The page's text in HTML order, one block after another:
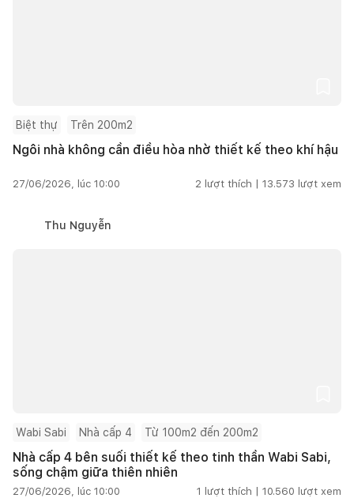
Biệt thự Trên 200m2
Ngôi nhà không cần điều hòa nhờ thiết kế theo khí hậu
27/06/2026, lúc 10:00 2 lượt thích | 13.573 lượt xem
Thu Nguyễn
Wabi Sabi Nhà cấp 4 Từ 100m2 đến 200m2
Nhà cấp 4 bên suối thiết kế theo tinh thần Wabi Sabi,
sống chậm giữa thiên nhiên
27/06/2026, lúc 10:00 1 lượt thích | 10.560 lượt xem